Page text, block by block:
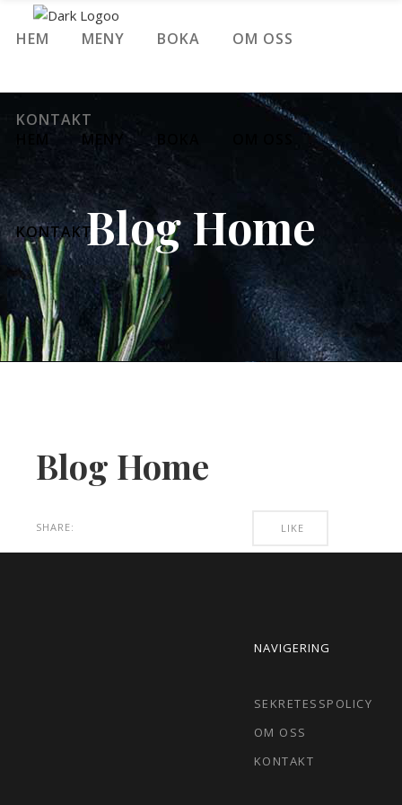
HEM MENY
KONTAKT
HEM MENY BOKA OM OSS
KONTAKT
Blog Home
Blog Home
SHARE: LIKE
NAVIGERING
SEKRETESSPOLICY
OM OSS
KONTAKT